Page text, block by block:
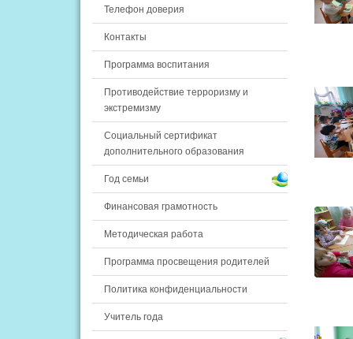
Телефон доверия
Контакты
Программа воспитания
Противодействие терроризму и
экстремизму
Социальный сертификат
дополнительного образования
Год семьи
Финансовая грамотность
Методическая работа
Программа просвещения родителей
Политика конфиденциальности
Учитель года